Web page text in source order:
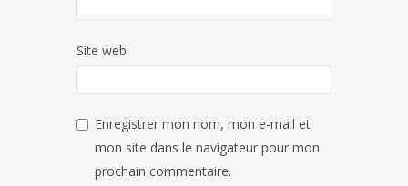
Site web
Enregistrer mon nom, mon e-mail et
mon site dans le navigateur pour mon
prochain commentaire.